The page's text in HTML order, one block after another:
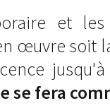
et
œuvre soit
se fera